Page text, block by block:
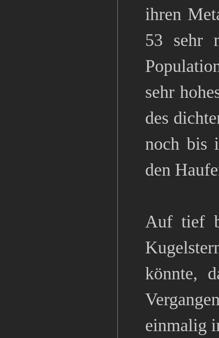
ihren
53 sehr
sehr
des
noch bis
den
Auf tief
könnte,
einmalig